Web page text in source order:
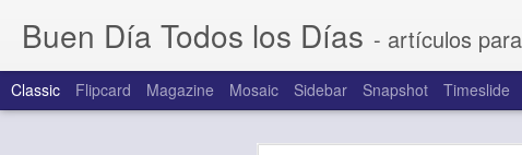
Buen Día Todos los Días - artículos
Classic Flipcard Magazine Mosaic Sidebar Snapshot Timeslide